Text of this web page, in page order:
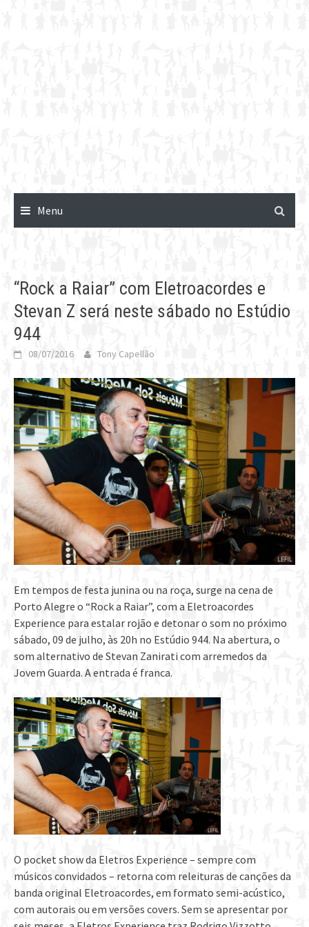
Menu
“Rock a Raiar” com Eletroacordes e
Stevan Z será neste sábado no Estúdio
944
08/07/2016 Tony Capellão
Em tempos de festa junina ou na roça, surge na cena de
Porto Alegre o “Rock a Raiar”, com a Eletroacordes
Experience para estalar rojão e detonar o som no próximo
sábado, 09 de julho, às 20h no Estúdio 944. Na abertura, o
som alternativo de Stevan Zanirati com arremedos da
Jovem Guarda. A entrada é franca.
O pocket show da Eletros Experience – sempre com
músicos convidados – retorna com releituras de canções da
banda original Eletroacordes, em formato semi-acústico,
com autorais ou em versões covers. Sem se apresentar por